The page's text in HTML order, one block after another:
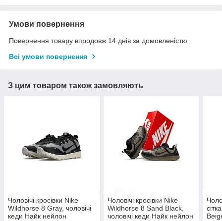
Умови повернення
Повернення товару впродовж 14 днів за домовленістю
Всі умови повернення
З цим товаром також замовляють
Чоловічі кросівки Nike
Wildhorse 8 Gray, чоловічі
кеди Найк нейлон
Чоловічі кросівки Nike
Wildhorse 8 Sand Black,
чоловічі кеди Найк нейлон